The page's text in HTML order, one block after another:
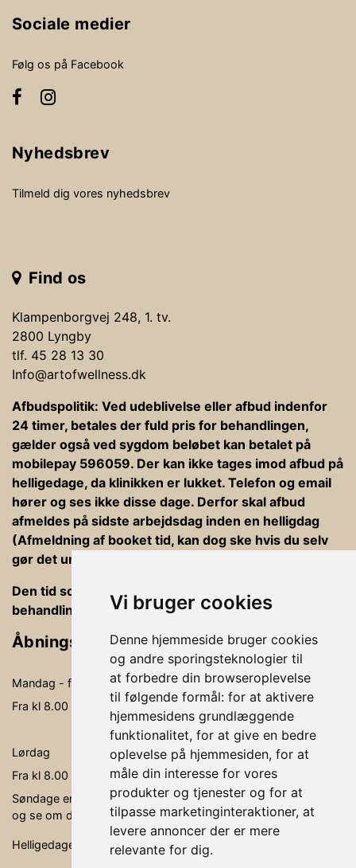
Vi bruger cookies
Denne hjemmeside bruger cookies
og andre sporingsteknologier til
at forbedre din browseroplevelse
til følgende formål: for at aktivere
hjemmesidens grundlæggende
funktionalitet, for at give en bedre
oplevelse på hjemmesiden, for at
måle din interesse for vores
produkter og tjenester og for at
tilpasse marketinginteraktioner, at
levere annoncer der er mere
relevante for dig.
Sociale medier
Følg os på Facebook
Nyhedsbrev
Tilmeld dig vores nyhedsbrev
Find os
Klampenborgvej 248, 1. tv.
2800 Lyngby
tlf. 45 28 13 30
Info@artofwellness.dk
Afbudspolitik: Ved udeblivelse eller afbud indenfor
24 timer, betales der fuld pris for behandlingen,
gælder også ved sygdom beløbet kan betalet på
mobilepay 596059. Der kan ikke tages imod afbud på
helligedage, da klinikken er lukket. Telefon og email
hører og ses ikke disse dage. Derfor skal afbud
afmeldes på sidste arbejdsdag inden en helligdag
(Afmeldning af booket tid, kan dog ske hvis du selv
gør det under din bookning).
Den tid som er afsat til behandlinger er ind og ud af
behandlingsrummet, betaling og vejledning
Åbningstider
Mandag - fredag
09.00-19.00
Fra kl 8.00 - kl. 20.00 kan der behandles
Lørdag
09.00- 15.00
Fra kl 8.00 - kl. 16.00 kan der behandles
Søndage er ikke faste åbningsdage, men søg via bookingen,
og se om der er en behandler, der er ledig.
Helligedage er klinikken lukket.